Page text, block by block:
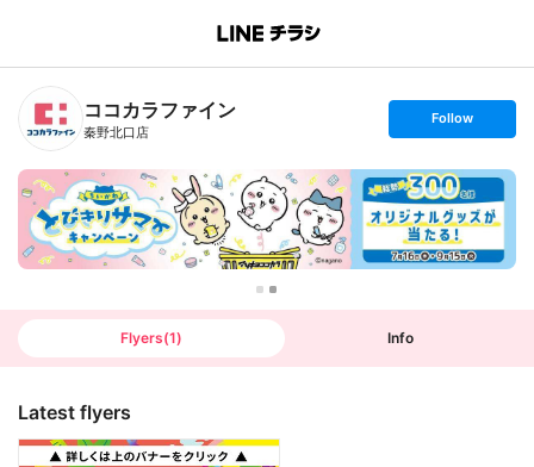
B
n
T
ココカラファイン
秦野北口店
s
t
o
l
l
o
w
Follow
Flyers(1) Info
Latest flyers